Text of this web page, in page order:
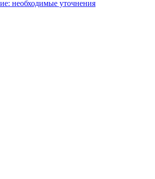
необходимые уточнения